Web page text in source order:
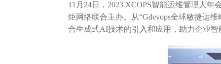
11月24日，2023 XCOPS智能运维管理人
炬网络联合主办。从“Gdevops全球敏捷运
合生成式AI技术的引入和应用，助力企业